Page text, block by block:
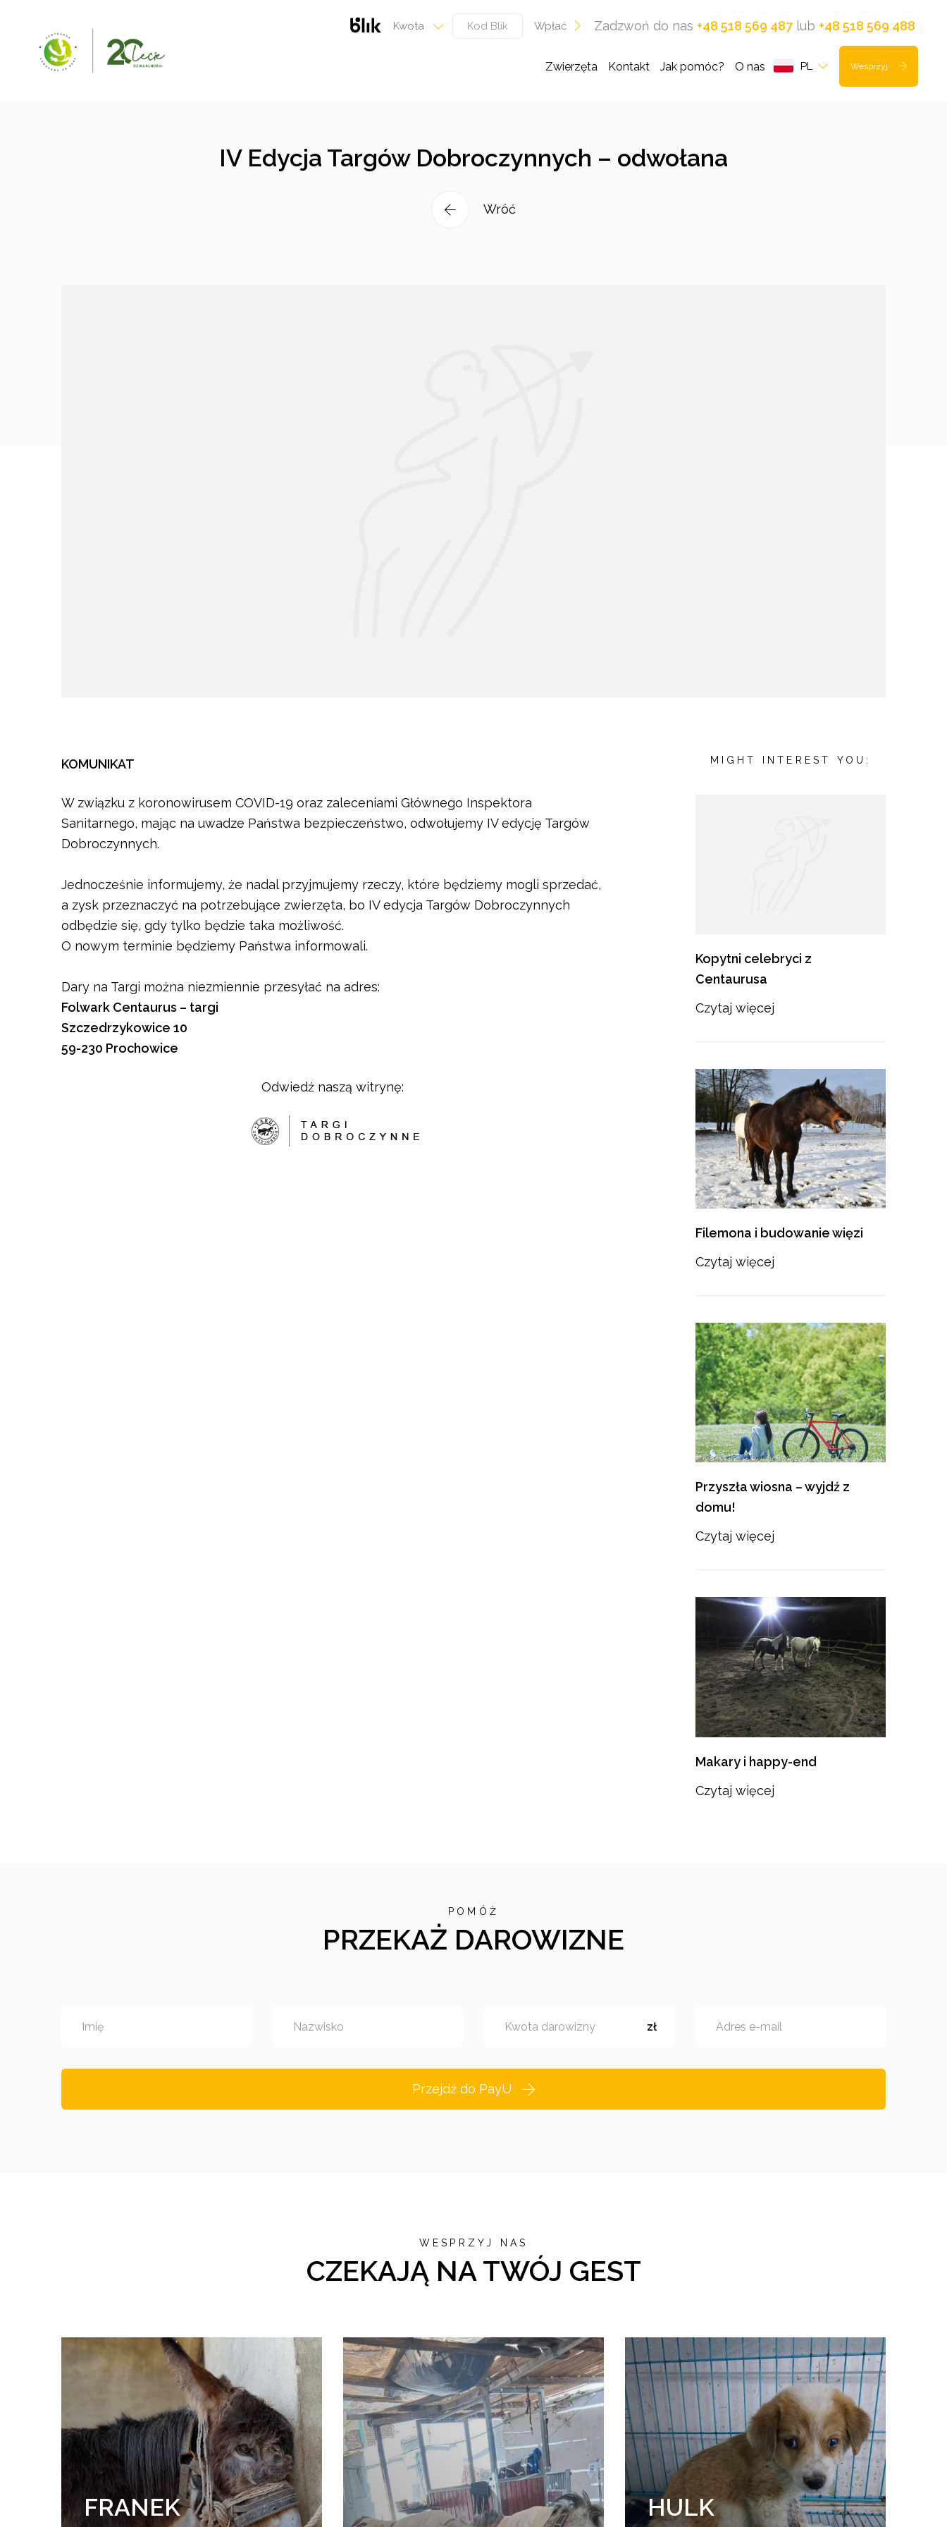
Kwota Wpłać Zadzwoń do nas +48 518 569 487lub +48 518 569 488
Zwierzęta Kontakt Jak pomóc? O nas PL Wesprzyj
IV Edycja Targów Dobroczynnych – odwołana
Wróć
KOMUNIKAT
W związku z koronowirusem COVID-19 oraz zaleceniami Głównego Inspektora
Sanitarnego, mając na uwadze Państwa bezpieczeństwo, odwołujemy IV edycję Targów
Dobroczynnych.
Jednocześnie informujemy, że nadal przyjmujemy rzeczy, które będziemy mogli sprzedać,
a zysk przeznaczyć na potrzebujące zwierzęta, bo IV edycja Targów Dobroczynnych
odbędzie się, gdy tylko będzie taka możliwość.
O nowym terminie będziemy Państwa informowali.
Dary na Targi można niezmiennie przesyłać na adres:
Folwark Centaurus – targi
Szczedrzykowice 10
59-230 Prochowice
Odwiedź naszą witrynę:
MIGHT INTEREST YOU:
Kopytni celebryci z
Centaurusa
Czytaj więcej
Filemona i budowanie więzi
Czytaj więcej
Przyszła wiosna – wyjdź z
domu!
Czytaj więcej
Makary i happy-end
Czytaj więcej
POMÓŻ
PRZEKAŻ DAROWIZNE
Imię Nazwisko Kwota darowizny zł Adres e-mail
Przejdź do PayU
WESPRZYJ NAS
CZEKAJĄ NA TWÓJ GEST
FRANEK HULK